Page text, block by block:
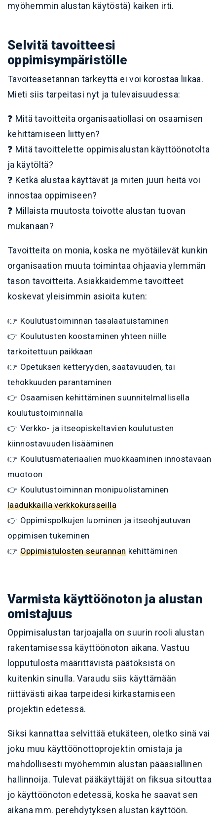
myöhemmin alustan käytöstä) kaiken irti.
Selvitä tavoitteesi
oppimisympäristölle
Tavoiteasetannan tärkeyttä ei voi korostaa liikaa.
Mieti siis tarpeitasi nyt ja tulevaisuudessa:
❓ Mitä tavoitteita organisaatiollasi on osaamisen
kehittämiseen liittyen?
❓ Mitä tavoittelette oppimisalustan käyttöönotolta
ja käytöltä?
❓ Ketkä alustaa käyttävät ja miten juuri heitä voi
innostaa oppimiseen?
❓ Millaista muutosta toivotte alustan tuovan
mukanaan?
Tavoitteita on monia, koska ne myötäilevät kunkin
organisaation muuta toimintaa ohjaavia ylemmän
tason tavoitteita. Asiakkaidemme tavoitteet
koskevat yleisimmin asioita kuten:
👉 Koulutustoiminnan tasalaatuistaminen
👉 Koulutusten koostaminen yhteen niille
tarkoitettuun paikkaan
👉 Opetuksen ketteryyden, saatavuuden, tai
tehokkuuden parantaminen
👉 Osaamisen kehittäminen suunnitelmallisella
koulutustoiminnalla
👉 Verkko- ja itseopiskeltavien koulutusten
kiinnostavuuden lisääminen
👉 Koulutusmateriaalien muokkaaminen innostavaan
muotoon
👉 Koulutustoiminnan monipuolistaminen
laadukkailla verkkokursseilla
👉 Oppimispolkujen luominen ja itseohjautuvan
oppimisen tukeminen
👉 Oppimistulosten seurannan kehittäminen
Varmista käyttöönoton ja alustan
omistajuus
Oppimisalustan tarjoajalla on suurin rooli alustan
rakentamisessa käyttöönoton aikana. Vastuu
lopputulosta määrittävistä päätöksistä on
kuitenkin sinulla. Varaudu siis käyttämään
riittävästi aikaa tarpeidesi kirkastamiseen
projektin edetessä.
Siksi kannattaa selvittää etukäteen, oletko sinä vai
joku muu käyttöönottoprojektin omistaja ja
mahdollisesti myöhemmin alustan pääasiallinen
hallinnoija. Tulevat pääkäyttäjät on fiksua sitouttaa
jo käyttöönoton edetessä, koska he saavat sen
aikana mm. perehdytyksen alustan käyttöön.